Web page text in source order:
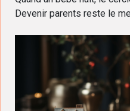
Devenir parents reste le